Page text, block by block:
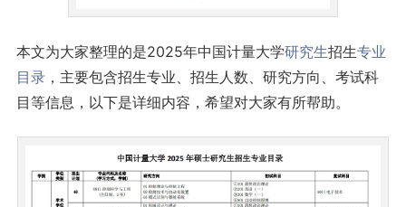
本文为大家整理的是2025年中国计量大学研究生招生专业
目录，主要包含招生专业、招生人数、研究方向、考试科
目等信息，以下是详细内容，希望对大家有所帮助。